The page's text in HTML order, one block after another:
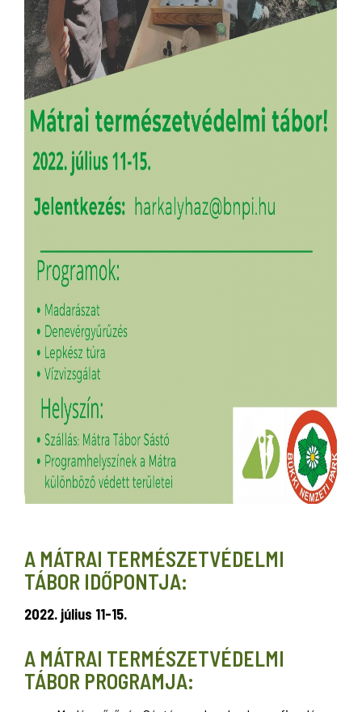
A MÁTRAI TERMÉSZETVÉDELMI
TÁBOR IDŐPONTJA:
2022. július 11-15.
A MÁTRAI TERMÉSZETVÉDELMI
TÁBOR PROGRAMJA: